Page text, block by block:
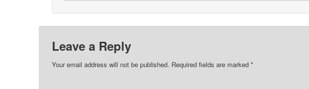
Leave a Reply
Your email address will not be published. Required fields are marked *